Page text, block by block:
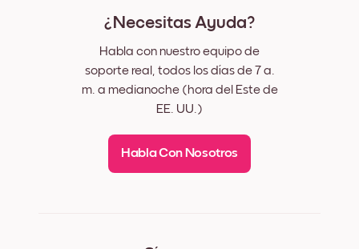
¿Necesitas Ayuda?
Habla con nuestro equipo de
soporte real, todos los días de 7 a.
m. a medianoche (hora del Este de
EE. UU.)
Habla Con Nosotros